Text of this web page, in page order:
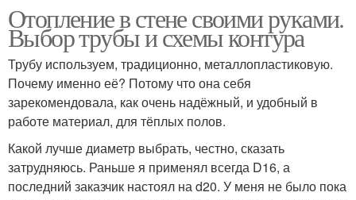
Отопление в стене своими руками.
Выбор трубы и схемы контура
Трубу используем, традиционно, металлопластиковую.
Почему именно её? Потому что она себя
зарекомендовала, как очень надёжный, и удобный в
работе материал, для тёплых полов.
Какой лучше диаметр выбрать, честно, сказать
затрудняюсь. Раньше я применял всегда D16, а
последний заказчик настоял на d20. У меня не было пока